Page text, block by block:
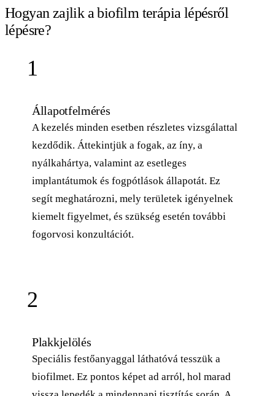
Hogyan zajlik a biofilm terápia lépésről
lépésre?
1
Állapotfelmérés
A kezelés minden esetben részletes vizsgálattal
kezdődik. Áttekintjük a fogak, az íny, a
nyálkahártya, valamint az esetleges
implantátumok és fogpótlások állapotát. Ez
segít meghatározni, mely területek igényelnek
kiemelt figyelmet, és szükség esetén további
fogorvosi konzultációt.
2
Plakkjelölés
Speciális festőanyaggal láthatóvá tesszük a
biofilmet. Ez pontos képet ad arról, hol marad